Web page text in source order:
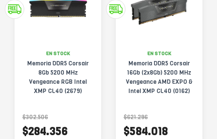
EN STOCK
Memoria DDR5 Corsair
8Gb 5200 MHz
Vengeance RGB Intel
XMP CL40 (2679)
$302.506
$284.356
EN STOCK
Memoria DDR5 Corsair
16Gb (2x8Gb) 5200 MHz
Vengeance AMD EXPO &
Intel XMP CL40 (0162)
$621.296
$584.018